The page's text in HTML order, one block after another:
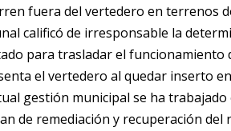
fuera del vertedero en terrenos
calificó de irresponsable la
para trasladar el
el vertedero al quedar inserto
gestión municipal se ha
de remediación y recuperación